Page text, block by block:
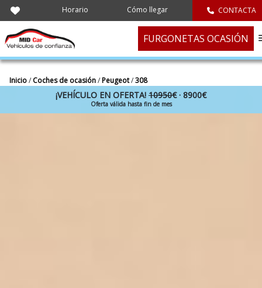
Horario Cómo llegar CONTACTA
FURGONETAS OCASIÓN
Inicio/ Coches de ocasión/Peugeot/308
¡VEHÍCULO EN OFERTA! 10950€· 8900€
Oferta válida hasta fin de mes